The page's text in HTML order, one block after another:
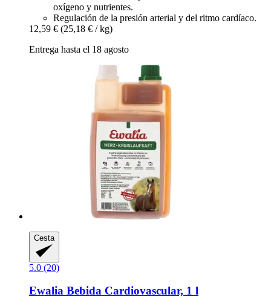
oxígeno y nutrientes.
Regulación de la presión arterial y del ritmo cardíaco.
12,59 € (25,18 € / kg)
Entrega hasta el 18 agosto
Cesta
5.0 (20)
Ewalia Bebida Cardiovascular, 1 l